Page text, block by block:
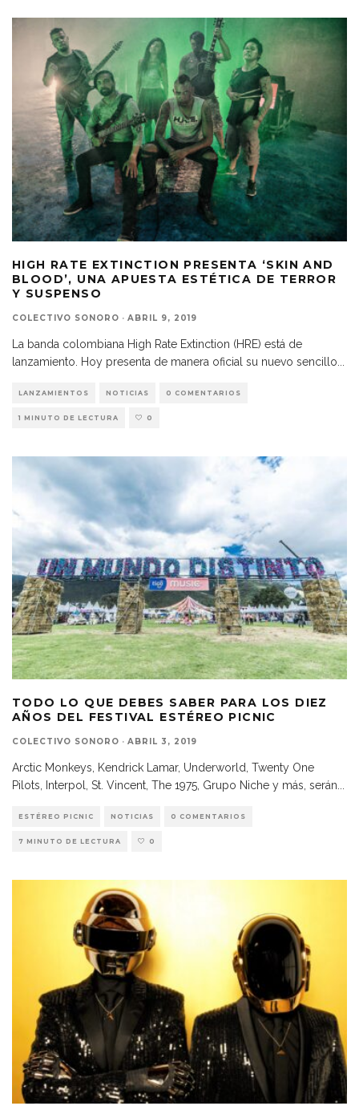
HIGH RATE EXTINCTION PRESENTA ‘SKIN AND
BLOOD’, UNA APUESTA ESTÉTICA DE TERROR
Y SUSPENSO
COLECTIVO SONORO · ABRIL 9, 2019
La banda colombiana High Rate Extinction (HRE) está de
lanzamiento. Hoy presenta de manera oficial su nuevo sencillo
LANZAMIENTOS NOTICIAS 0 COMENTARIOS
1 MINUTO DE LECTURA 0
TODO LO QUE DEBES SABER PARA LOS DIEZ
AÑOS DEL FESTIVAL ESTÉREO PICNIC
COLECTIVO SONORO · ABRIL 3, 2019
Arctic Monkeys, Kendrick Lamar, Underworld, Twenty One
Pilots, Interpol, St. Vincent, The 1975, Grupo Niche y más, serán...
ESTÉREO PICNIC NOTICIAS 0 COMENTARIOS
7 MINUTO DE LECTURA 0